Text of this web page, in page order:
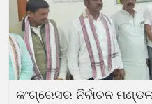
କଂଗ୍ରେସର ନିର୍ବାଚନ